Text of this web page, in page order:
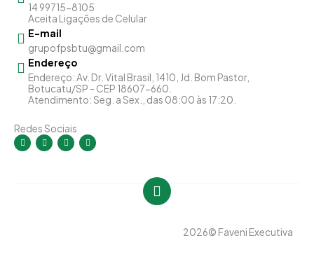
14 99715-8105
Aceita Ligações de Celular
E-mail
grupofpsbtu@gmail.com
Endereço
Endereço: Av. Dr. Vital Brasil, 1410, Jd. Bom Pastor,
Botucatu/SP - CEP 18607-660.
Atendimento: Seg. a Sex., das 08:00 às 17:20.
Redes Sociais
I
n
s
F
a
c
Y
o
u
L
i
n
2026© Faveni Executiva